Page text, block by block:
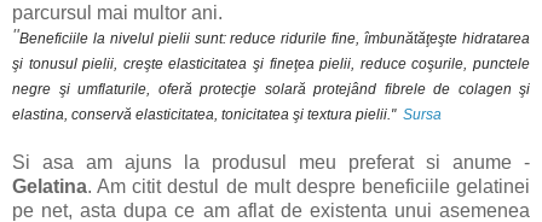
parcursul mai multor ani.
"Beneficiile la nivelul pielii sunt: reduce ridurile fine, îmbunătăţeşte hidratarea
şi tonusul pielii, creşte elasticitatea şi fineţea pielii, reduce coşurile, punctele
negre şi umflaturile, oferă protecţie solară protejând fibrele de colagen şi
elastina, conservă elasticitatea, tonicitatea şi textura pielii." Sursa
Si asa am ajuns la produsul meu preferat si anume -
Gelatina. Am citit destul de mult despre beneficiile gelatinei
pe net, asta dupa ce am aflat de existenta unui asemenea